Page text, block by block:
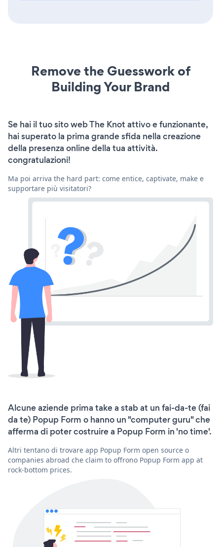
Remove the Guesswork of
Building Your Brand
Se hai il tuo sito web The Knot attivo e funzionante,
hai superato la prima grande sfida nella creazione
della presenza online della tua attività.
congratulazioni!
Ma poi arriva the hard part: come entice, captivate, make e
supportare più visitatori?
Alcune aziende prima take a stab at un fai-da-te (fai
da te) Popup Form o hanno un "computer guru" che
afferma di poter costruire a Popup Form in 'no time'.
Altri tentano di trovare app Popup Form open source o
companies abroad che claim to offrono Popup Form app at
rock-bottom prices.